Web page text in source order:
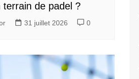
terrain de padel ?
31 juillet 2026 0